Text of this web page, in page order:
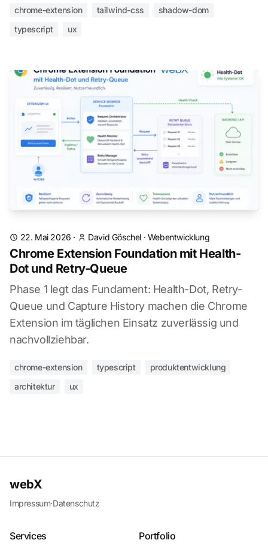
chrome-extension tailwind-css
shadow-dom
typescript
ux
22. Mai 2026 · David Göschel · Webentwicklung
Chrome Extension Foundation mit Health-
Dot und Retry-Queue
Phase 1 legt das Fundament: Health-Dot, Retry-
Queue und Capture History machen die Chrome
Extension im täglichen Einsatz zuverlässig und
nachvollziehbar.
chrome-extension typescript
produktentwicklung
architektur
ux
webX
Impressum·Datenschutz
Services Portfolio